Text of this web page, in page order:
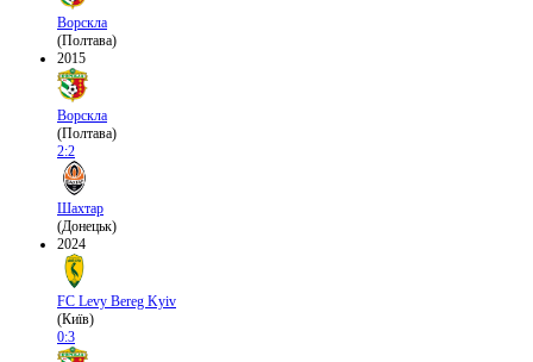
Ворскла
(Полтава)
2015
Ворскла
(Полтава)
2:2
Шахтар
(Донецьк)
2024
FC Levy Bereg Kyiv
(Київ)
0:3